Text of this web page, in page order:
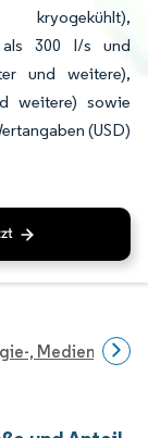
als 300 l/s und
und weitere),
weitere) sowie
(USD)
, Medien- Und